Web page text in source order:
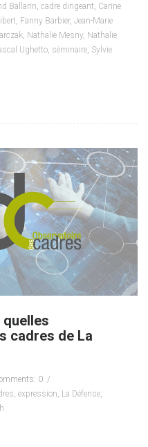
Ballarin cadre dirigeant Carine
Fanny Barbier, Jean-Marie
Nathalie Mesny, Nathalie
Ughetto séminaire Sylvie
quelles
cadres de La
0
, expression, La Défense,